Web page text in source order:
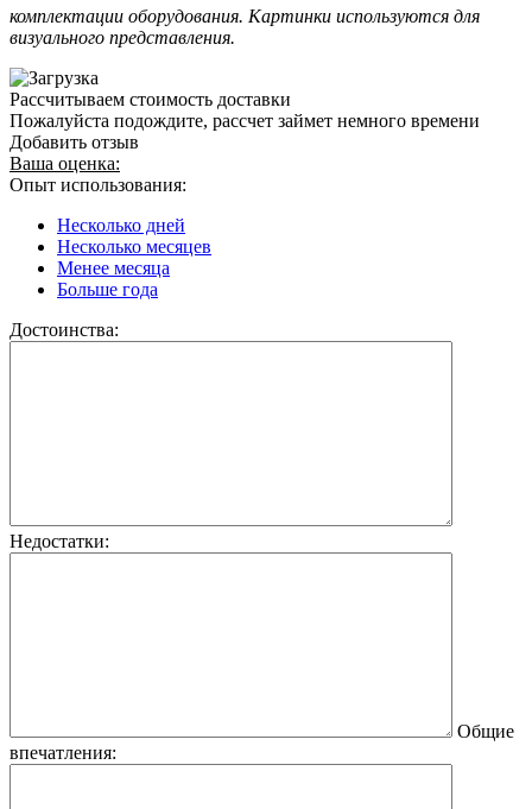
комплектации оборудования. Картинки используются для
визуального представления.
Рассчитываем стоимость доставки
Пожалуйста подождите, рассчет займет немного времени
Добавить отзыв
Ваша оценка:
Опыт использования:
Несколько дней
Несколько месяцев
Менее месяца
Больше года
Достоинства:
Недостатки:
Общие
впечатления: